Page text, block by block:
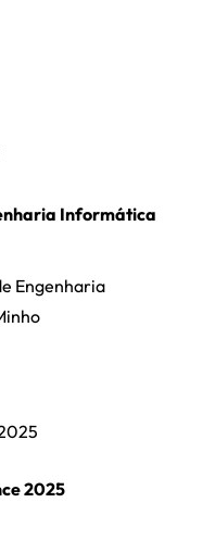
Informática
Engenharia
2025